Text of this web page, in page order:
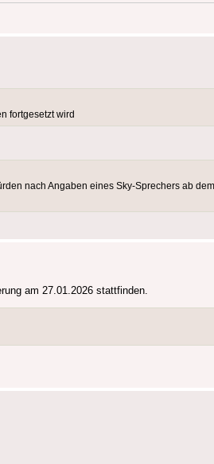
fortgesetzt wird
nach Angaben eines Sky-Sprechers ab
am 27.01.2026 stattfinden.